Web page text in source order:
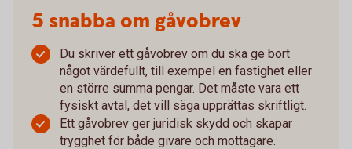
5 snabba om gåvobrev
Du skriver ett gåvobrev om du ska ge bort
något värdefullt, till exempel en fastighet eller
en större summa pengar. Det måste vara ett
fysiskt avtal, det vill säga upprättas skriftligt.
Ett gåvobrev ger juridisk skydd och skapar
trygghet för både givare och mottagare.